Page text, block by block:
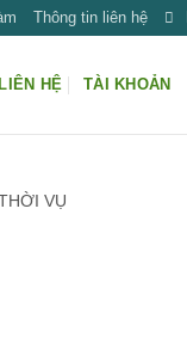
Thông tin liên hệ
HỆ TÀI KHOẢN
VỤ